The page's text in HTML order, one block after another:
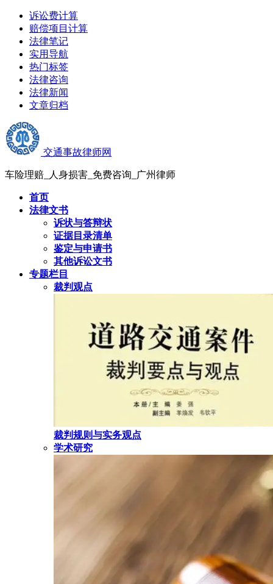
诉讼费计算
赔偿项目计算
法律笔记
实用导航
热门标签
法律咨询
法律新闻
文章归档
交通事故律师网
车险理赔_人身损害_免费咨询_广州律师
首页
法律文书
诉状与答辩状
证据目录清单
鉴定与申请书
其他诉讼文书
专题栏目
裁判观点
裁判规则与实务观点
学术研究